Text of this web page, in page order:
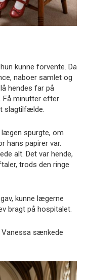
kunne forvente. Da
naboer samlet og
hendes far på
Få minutter efter
slagtilfælde.
spurgte, om
hans papirer var.
alt. Det var hende,
trods den ringe
kunne lægerne
bragt på hospitalet.
sænkede